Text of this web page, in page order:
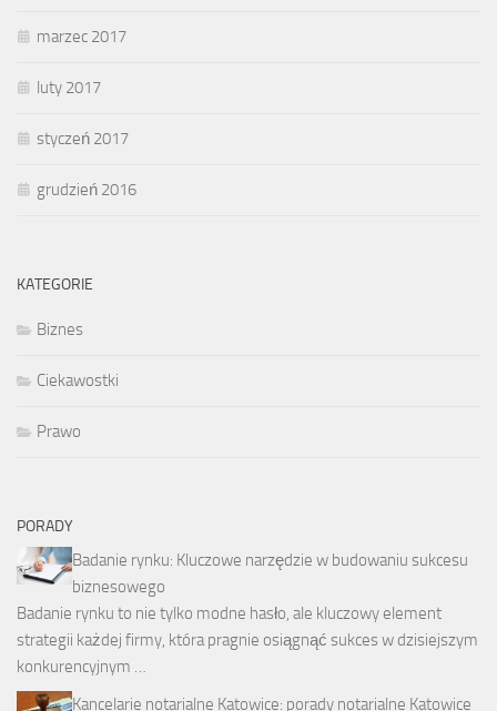
marzec 2017
luty 2017
styczeń 2017
grudzień 2016
KATEGORIE
Biznes
Ciekawostki
Prawo
PORADY
Badanie rynku: Kluczowe narzędzie w budowaniu sukcesu
biznesowego
Badanie rynku to nie tylko modne hasło, ale kluczowy element
strategii każdej firmy, która pragnie osiągnąć sukces w dzisiejszym
konkurencyjnym …
Kancelarie notarialne Katowice: porady notarialne Katowice